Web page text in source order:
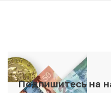
Подпишитесь на